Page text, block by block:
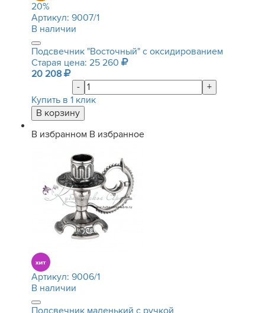
20%
Артикул: 9007/1
В наличии
Подсвечник "Восточный" с оксидированием
Старая цена: 25 260
20 208
-
+
Купить в 1 клик
В избранном В избранное
Артикул: 9006/1
В наличии
Подсвечник маленький с ручкой